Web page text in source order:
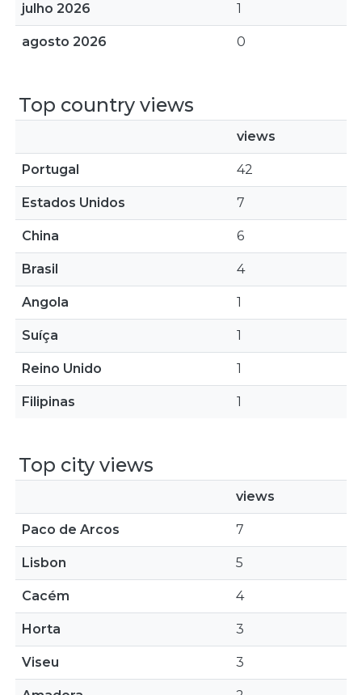
julho 2026 1
agosto 2026 0
Top country views
views
Portugal 42
Estados Unidos 7
China 6
Brasil 4
Angola 1
Suíça 1
Reino Unido 1
Filipinas 1
Top city views
views
Paco de Arcos 7
Lisbon 5
Cacém 4
Horta 3
Viseu 3